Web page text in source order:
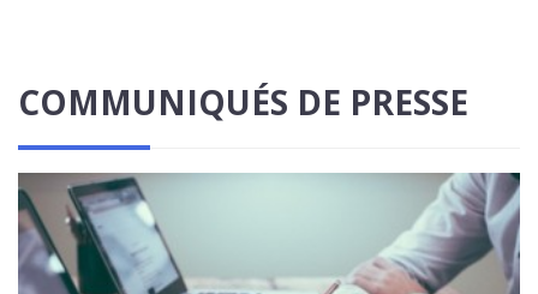
COMMUNIQUÉS DE PRESSE